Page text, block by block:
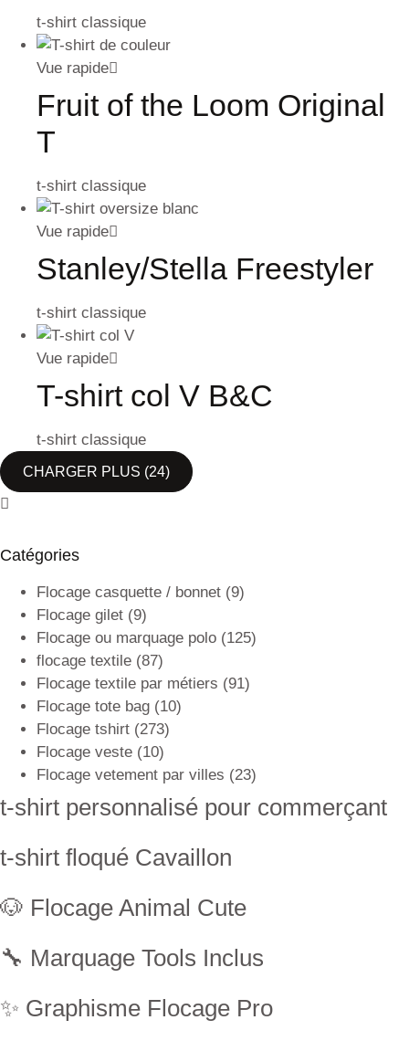
t-shirt classique
Vue rapide
Fruit of the Loom Original
T
t-shirt classique
Vue rapide
Stanley/Stella Freestyler
t-shirt classique
Vue rapide
T-shirt col V B&C
t-shirt classique
CHARGER PLUS (24)
Catégories
Flocage casquette / bonnet (9)
Flocage gilet (9)
Flocage ou marquage polo (125)
flocage textile (87)
Flocage textile par métiers (91)
Flocage tote bag (10)
Flocage tshirt (273)
Flocage veste (10)
Flocage vetement par villes (23)
t-shirt personnalisé pour commerçant
t-shirt floqué Cavaillon
🐶 Flocage Animal Cute
🔧 Marquage Tools Inclus
✨ Graphisme Flocage Pro